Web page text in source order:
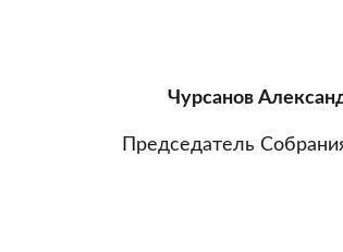
Чурсанов
Председатель